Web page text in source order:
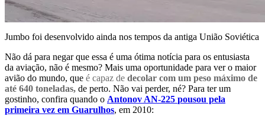
Jumbo foi desenvolvido ainda nos tempos da antiga União Soviética
Não dá para negar que essa é uma ótima notícia para os entusiasta
da aviação, não é mesmo? Mais uma oportunidade para ver o maior
avião do mundo, que é capaz de decolar com um peso máximo de
até 640 toneladas, de perto. Não vai perder, né? Para ter um
gostinho, confira quando o Antonov AN-225 pousou pela
primeira vez em Guarulhos, em 2010: